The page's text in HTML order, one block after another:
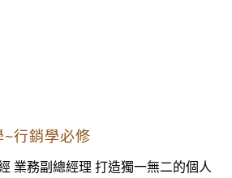
行銷學必修
業務副總經理 打造獨一無二的個人